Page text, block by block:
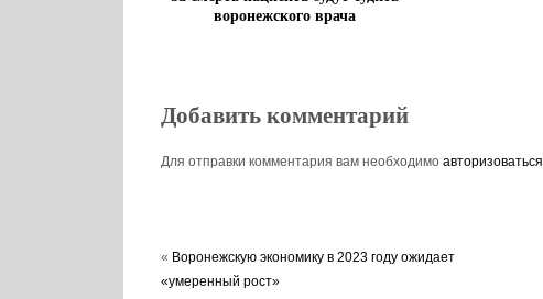
воронежского врача
Добавить комментарий
Для отправки комментария вам необходимо авторизоваться
« Воронежскую экономику в 2023 году ожидает
«умеренный рост»